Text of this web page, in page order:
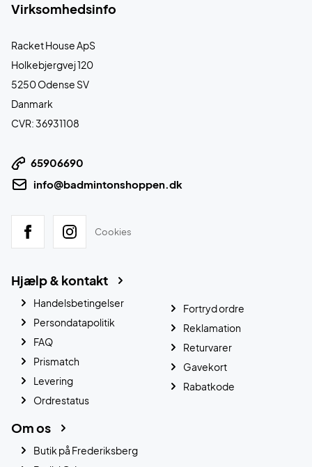
Virksomhedsinfo
Racket House ApS
Holkebjergvej 120
5250 Odense SV
Danmark
CVR: 36931108
65906690
info@badmintonshoppen.dk
Cookies
Hjælp & kontakt
Handelsbetingelser
Persondatapolitik
FAQ
Prismatch
Levering
Ordrestatus
Fortryd ordre
Reklamation
Returvarer
Gavekort
Rabatkode
Om os
Butik på Frederiksberg